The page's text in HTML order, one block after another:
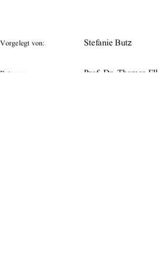
Vorgelegt von:
                  Stefanie                  But
z
Betreuer:
Prof. Dr. Thomas